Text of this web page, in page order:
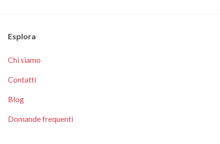
Esplora
Chi siamo
Contatti
Blog
Domande frequenti